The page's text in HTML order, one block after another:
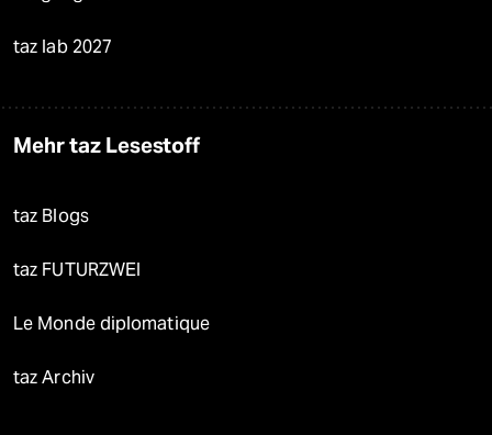
taz lab 2027
Mehr taz Lesestoff
taz Blogs
taz FUTURZWEI
Le Monde diplomatique
taz Archiv